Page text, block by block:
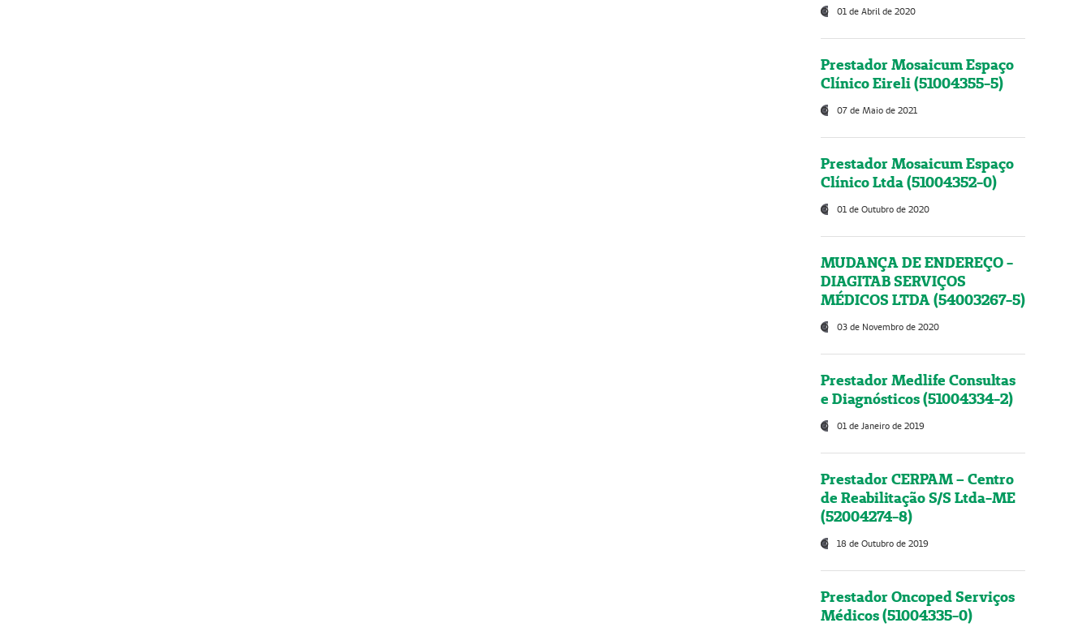
01 de Abril de 2020
Prestador Mosaicum Espaço
Clínico Eireli (51004355-5)
07 de Maio de 2021
Prestador Mosaicum Espaço
Clínico Ltda (51004352-0)
01 de Outubro de 2020
MUDANÇA DE ENDEREÇO -
DIAGITAB SERVIÇOS
MÉDICOS LTDA (54003267-5)
03 de Novembro de 2020
Prestador Medlife Consultas
e Diagnósticos (51004334-2)
01 de Janeiro de 2019
Prestador CERPAM – Centro
de Reabilitação S/S Ltda-ME
(52004274-8)
18 de Outubro de 2019
Prestador Oncoped Serviços
Médicos (51004335-0)